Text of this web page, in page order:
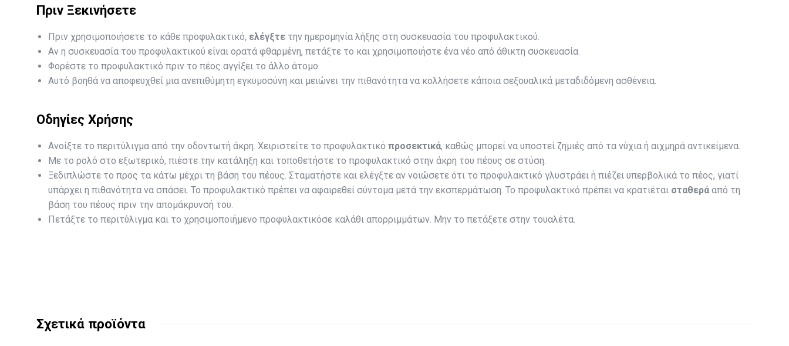
Πριν Ξεκινήσετε
Πριν χρησιμοποιήσετε το κάθε προφυλακτικό, ελέγξτε την ημερoμηνία λήξης στη συσκευασία του προφυλακτικού.
Αν η συσκευασία του προφυλακτικού είναι ορατά φθαρμένη, πετάξτε το και χρησιμοποιήστε ένα νέο από άθικτη συσκευασία.
Φορέστε το προφυλακτικό πριν το πέος αγγίξει το άλλο άτομο.
Αυτό βοηθά να αποφευχθεί μια ανεπιθύμητη εγκυμοσύνη και μειώνει την πιθανότητα να κολλήσετε κάποια σεξουαλικά μεταδιδόμενη ασθένεια.
​Οδηγίες Χρήσης
Ανοίξτε το περιτύλιγμα από την οδοντωτή άκρη. Χειριστείτε το προφυλακτικό προσεκτικά, καθώς μπορεί να υποστεί ζημιές από τα νύχια ή αιχμηρά αντικείμενα.
Με το ρολό στο εξωτερικό, πιέστε την κατάληξη και τοποθετήστε το προφυλακτικό στην άκρη του πέους σε στύση.
Ξεδιπλώστε το προς τα κάτω μέχρι τη βάση του πέους. Σταματήστε και ελέγξτε αν νοιώσετε ότι το προφυλακτικό γλυστράει ή πιέζει υπερβολικά το πέος, γιατί
υπάρχει η πιθανότητα να σπάσει. Το προφυλακτικό πρέπει να αφαιρεθεί σύντομα μετά την εκσπερμάτωση. Το προφυλακτικό πρέπει να κρατιέται σταθερά από τη
βάση του πέους πριν την απομάκρυνσή του.
Πετάξτε το περιτύλιγμα και το χρησιμοποιήμενο προφυλακτικόσε καλάθι απορριμμάτων. Μην το πετάξετε στην τουαλέτα.
Σχετικά προϊόντα